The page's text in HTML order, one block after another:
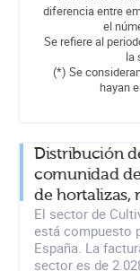
diferencia entre
el
Se refiere al
la
(*) Se
hayan
Distribución
comunidad
de hortalizas,
El sector de
está compuesto
España. La
sector es de